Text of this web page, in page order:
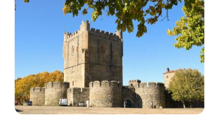
PLANIFICA TU VIAJE